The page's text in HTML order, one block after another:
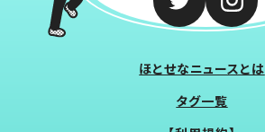
ほとせなニュースとは
タグ一覧